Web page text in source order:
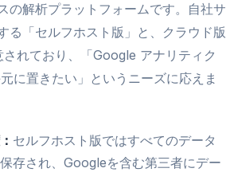
の解析プラットフォームです。自社サ
る「セルフホスト版」と、クラウド版
されており、「Google アナリティク
に置きたい」というニーズに応えま
セルフホスト版ではすべてのデータ
存され、Googleを含む第三者にデー